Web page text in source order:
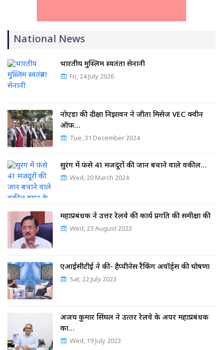
National News
भारतीय मुस्लिम स्वतंत्रता सेनानी
Fri, 24 July 2026
नोएडा की दीक्षा निझावन ने जीता मिसेज VEC क्वीन
ऑफ…
Tue, 31 December 2024
सुरंग में फंसे 41 मजदूरों की जान बचाने वाले वकील…
Wed, 20 March 2024
महाप्रबंधक ने उत्तर रेलवे की कार्य प्रगति की समीक्षा की
Wed, 23 August 2023
एआईसीटीई ने की- हैप्पीनेस रैंकिंग अवॉर्ड्स की घोषणा
Sat, 22 July 2023
अजय कुमार सिंघल ने उत्‍तर रेलवे के अपर महाप्रबंधक
का…
Wed, 19 July 2023